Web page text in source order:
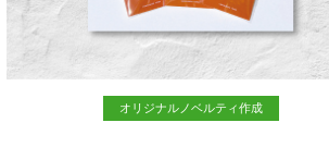
オリジナルノベルティ作成